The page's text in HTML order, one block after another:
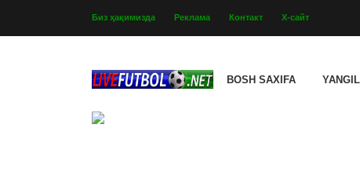
Биз ҳақимизда Реклама Контакт Х-сайт
BOSH SAXIFA